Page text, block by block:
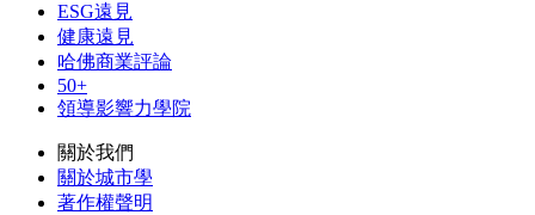
ESG遠見
健康遠見
哈佛商業評論
50+
領導影響力學院
關於我們
關於城市學
著作權聲明